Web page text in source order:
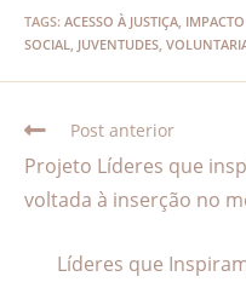
TAGS: ACESSO À JUSTIÇA
SOCIAL
JUVENTUDES
Post anterior
Projeto Líderes que
voltada à inserção no
Líderes que